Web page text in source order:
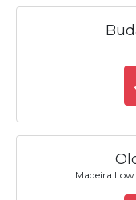
Madeira